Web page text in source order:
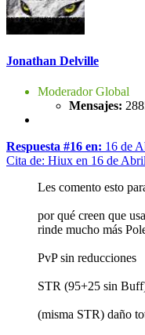
Jonathan Delville
Moderador Global
Mensajes:
Respuesta #16 en: 16 de
Cita de: Hiux en 16 de
Les comento esto
por qué creen que
rinde mucho más
PvP sin reducciones
STR (95+25 sin
(misma STR) daño